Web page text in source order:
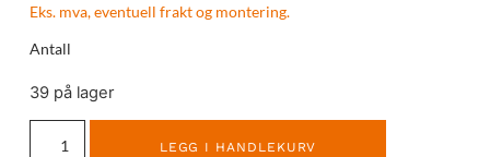
Eks. mva, eventuell frakt og montering.
Antall
39 på lager
LEGG I HANDLEKURV